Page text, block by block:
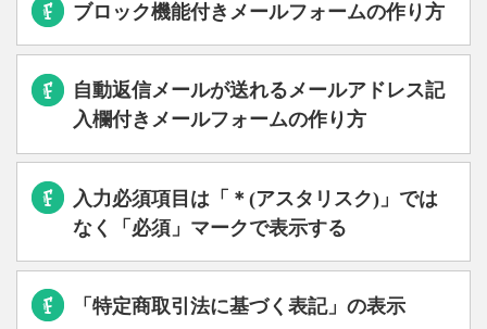
ブロック機能付きメールフォームの作り方
自動返信メールが送れるメールアドレス記
入欄付きメールフォームの作り方
入力必須項目は「＊(アスタリスク)」では
なく「必須」マークで表示する
「特定商取引法に基づく表記」の表示